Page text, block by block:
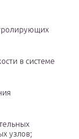
в системе
узлов;